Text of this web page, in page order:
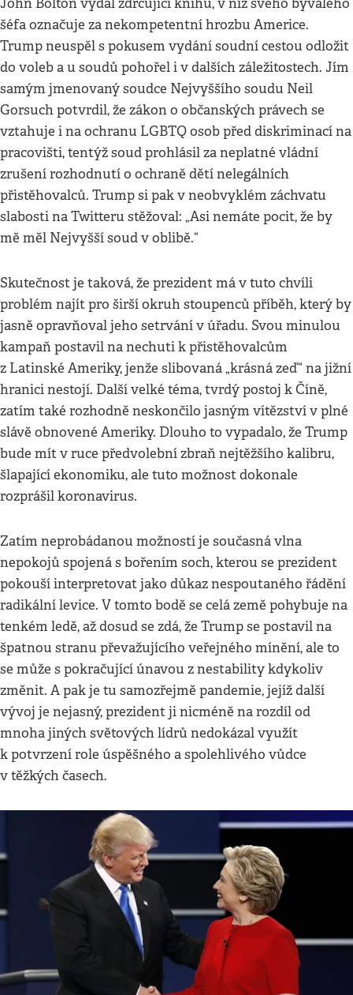
John Bolton vydal zdrcující knihu, v níž svého bývalého
šéfa označuje za nekompetentní hrozbu Americe.
Trump neuspěl s pokusem vydání soudní cestou odložit
do voleb a u soudů pohořel i v dalších záležitostech. Jím
samým jmenovaný soudce Nejvyššího soudu Neil
Gorsuch potvrdil, že zákon o občanských právech se
vztahuje i na ochranu LGBTQ osob před diskriminací na
pracovišti, tentýž soud prohlásil za neplatné vládní
zrušení rozhodnutí o ochraně dětí nelegálních
přistěhovalců. Trump si pak v neobvyklém záchvatu
slabosti na Twitteru stěžoval: „Asi nemáte pocit, že by
mě měl Nejvyšší soud v oblibě.“
Skutečnost je taková, že prezident má v tuto chvíli
problém najít pro širší okruh stoupenců příběh, který by
jasně opravňoval jeho setrvání v úřadu. Svou minulou
kampaň postavil na nechuti k přistěhovalcům
z Latinské Ameriky, jenže slibovaná „krásná zeď“ na jižní
hranici nestojí. Další velké téma, tvrdý postoj k Číně,
zatím také rozhodně neskončilo jasným vítězství v plné
slávě obnovené Ameriky. Dlouho to vypadalo, že Trump
bude mít v ruce předvolební zbraň nejtěžšího kalibru,
šlapající ekonomiku, ale tuto možnost dokonale
rozprášil koronavirus.
Zatím neprobádanou možností je současná vlna
nepokojů spojená s bořením soch, kterou se prezident
pokouší interpretovat jako důkaz nespoutaného řádění
radikální levice. V tomto bodě se celá země pohybuje na
tenkém ledě, až dosud se zdá, že Trump se postavil na
špatnou stranu převažujícího veřejného mínění, ale to
se může s pokračující únavou z nestability kdykoliv
změnit. A pak je tu samozřejmě pandemie, jejíž další
vývoj je nejasný, prezident ji nicméně na rozdíl od
mnoha jiných světových lídrů nedokázal využít
k potvrzení role úspěšného a spolehlivého vůdce
v těžkých časech.